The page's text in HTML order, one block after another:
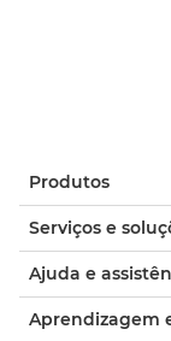
Produtos
Serviços e
Ajuda e
Aprendizagem